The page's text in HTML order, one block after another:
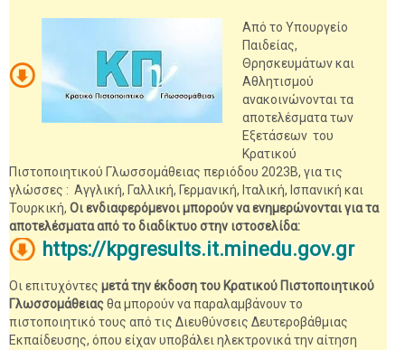
Από το Υπουργείο
Παιδείας,
Θρησκευμάτων και
Αθλητισμού
ανακοινώνονται τα
αποτελέσματα των
Εξετάσεων του
Κρατικού
Πιστοποιητικού Γλωσσομάθειας περιόδου 2023Β, για τις
γλώσσες : Αγγλική, Γαλλική, Γερμανική, Ιταλική, Ισπανική και
Τουρκική, Οι ενδιαφερόμενοι μπορούν να ενημερώνονται για τα
αποτελέσματα από το διαδίκτυο στην ιστοσελίδα:
https://kpgresults.it.minedu.gov.gr
Οι επιτυχόντες μετά την έκδοση του Κρατικού Πιστοποιητικού
Γλωσσομάθειαςθα μπορούν να παραλαμβάνουν το
πιστοποιητικό τους από τις Διευθύνσεις Δευτεροβάθμιας
Εκπαίδευσης, όπου είχαν υποβάλει ηλεκτρονικά την αίτηση